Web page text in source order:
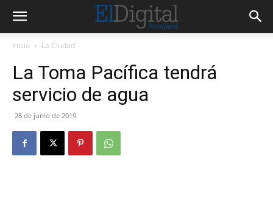
Inicio La Ciudad
La Toma Pacífica tendrá
servicio de agua
28 de junio de 2019